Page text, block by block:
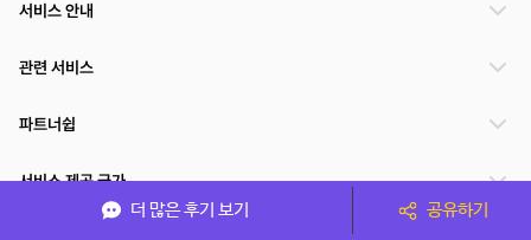
더 많은 후기 보기 공유하기
서비스 안내
관련 서비스
파트너쉽
서비스 제공 국가